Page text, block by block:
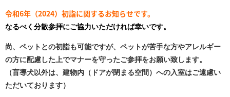
令和6年（2024）初詣に関するお知らせです。
なるべく分散参拝にご協力いただければ幸いです。
尚、ペットとの初詣も可能ですが、ペットが苦手な方やアレルギー
の方に配慮した上でマナーを守ったご参拝をお願い致します。
（盲導犬以外は、建物内（ドアが閉まる空間）への入室はご遠慮い
ただいております）